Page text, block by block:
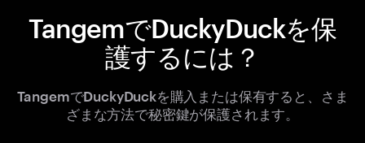
TangemでDuckyDuckを保
護するには？
TangemでDuckyDuckを購入または保有すると、さま
ざまな方法で秘密鍵が保護されます。